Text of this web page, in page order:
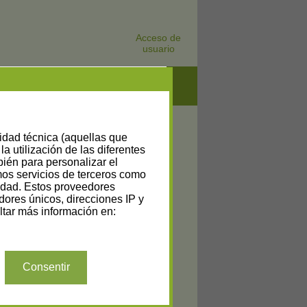
Acceso de
usuario
técnica (aquellas que
utilización de las diferentes
para personalizar el
servicios de terceros como
Estos proveedores
únicos, direcciones IP y
más información en:
Consentir